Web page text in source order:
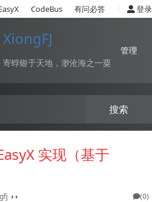
CodeBus 有问必答 登录
XiongFJ
寄蜉蝣于天地，渺沧海之一粟
管理
实现（基于
◑◑ (0)
搜索